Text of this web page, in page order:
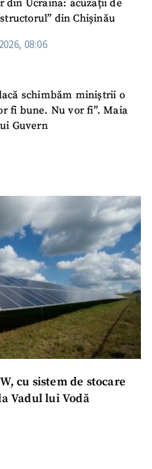
din Ucraina: acuzații de
din Chișinău
08:06
schimbăm miniștrii o
fi bune. Nu vor fi”. Maia
Guvern
cu sistem de stocare
Vadul lui Vodă